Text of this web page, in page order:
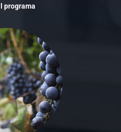
programa